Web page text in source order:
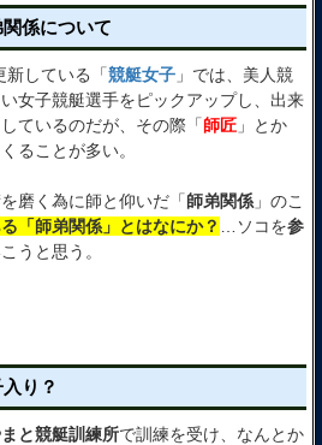
係について
新している「競艇女子 」では、美人競
女子競艇選手をピックアップし、出来
ているのだが、その際「師匠 」とか
ることが多い。
磨く為に師と仰いだ「師弟関係 」のこ
「師弟関係」とはなにか？ …ソコを参
うと思う。
り？
と競艇訓練所で訓練を受け、なんとか